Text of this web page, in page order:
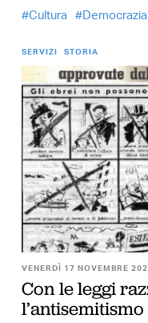
Cultura
Democrazia
SERVIZI STORIA
VENERDÌ 17 NOVEMBRE
Con le leggi